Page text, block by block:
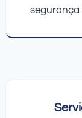
segurança